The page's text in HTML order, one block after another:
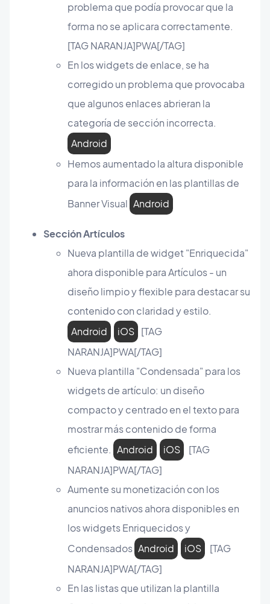
problema que podía provocar que la
forma no se aplicara correctamente.
[TAG NARANJA]PWA[/TAG]
En los widgets de enlace, se ha
corregido un problema que provocaba
que algunos enlaces abrieran la
categoría de sección incorrecta.
Android
Hemos aumentado la altura disponible
para la información en las plantillas de
Banner Visual Android
Sección Artículos
Nueva plantilla de widget "Enriquecida"
ahora disponible para Artículos - un
diseño limpio y flexible para destacar su
contenido con claridad y estilo.
Android
iOS [TAG
NARANJA]PWA[/TAG]
Nueva plantilla "Condensada" para los
widgets de artículo: un diseño
compacto y centrado en el texto para
mostrar más contenido de forma
eficiente. Android iOS
[TAG
NARANJA]PWA[/TAG]
Aumente su monetización con los
anuncios nativos ahora disponibles en
los widgets Enriquecidos y
Condensados Android iOS
[TAG
NARANJA]PWA[/TAG]
En las listas que utilizan la plantilla